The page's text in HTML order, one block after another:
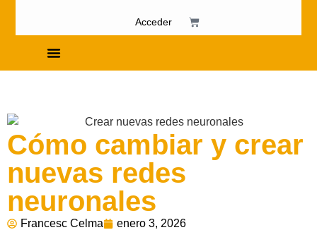
Acceder
Cómo cambiar y crear
nuevas redes
neuronales
Francesc Celma
enero 3, 2026